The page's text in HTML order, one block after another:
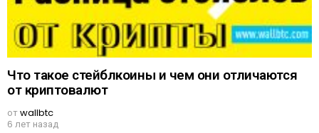
Что такое стейблкоины и чем они отличаются
от криптовалют
отwallbtc
6 лет назад